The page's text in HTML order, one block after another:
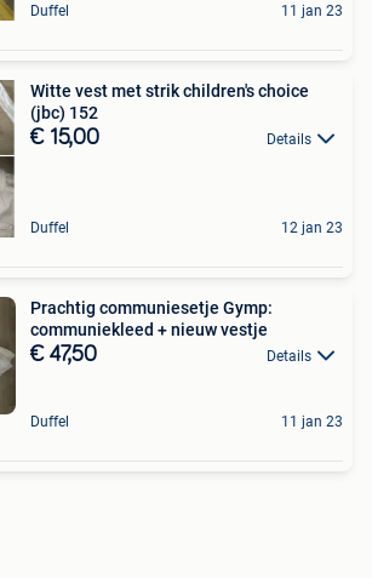
Duffel 11 jan 23
Witte vest met strik children's choice
(jbc) 152
€ 15,00 Details
Duffel 12 jan 23
Prachtig communiesetje Gymp:
communiekleed + nieuw vestje
€ 47,50 Details
Duffel 11 jan 23